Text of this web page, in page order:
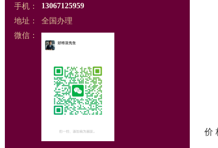
手机：
13067125959
地址：
全国办理
微信：
价